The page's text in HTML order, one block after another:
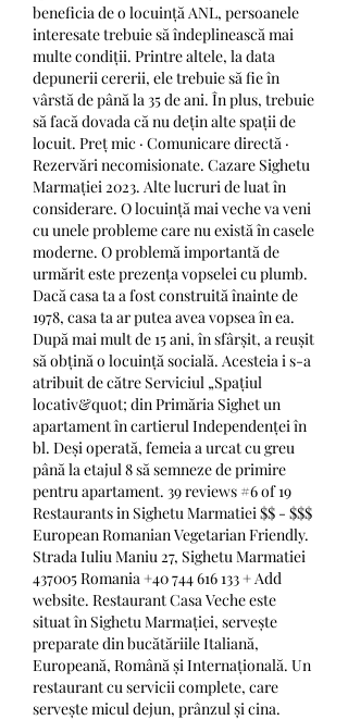
beneficia de o locuință ANL, persoanele
interesate trebuie să îndeplinească mai
multe condiții. Printre altele, la data
depunerii cererii, ele trebuie să fie în
vârstă de până la 35 de ani. În plus, trebuie
să facă dovada că nu dețin alte spații de
locuit. Preț mic · Comunicare directă ·
Rezervări necomisionate. Cazare Sighetu
Marmației 2023. Alte lucruri de luat în
considerare. O locuință mai veche va veni
cu unele probleme care nu există în casele
moderne. O problemă importantă de
urmărit este prezența vopselei cu plumb.
Dacă casa ta a fost construită înainte de
1978, casa ta ar putea avea vopsea în ea.
După mai mult de 15 ani, în sfârșit, a reușit
să obțină o locuință socială. Acesteia i s-a
atribuit de către Serviciul „Spațiul
locativ&quot; din Primăria Sighet un
apartament în cartierul Independenței în
bl. Deși operată, femeia a urcat cu greu
până la etajul 8 să semneze de primire
pentru apartament. 39 reviews #6 of 19
Restaurants in Sighetu Marmatiei $$ - $$$
European Romanian Vegetarian Friendly.
Strada Iuliu Maniu 27, Sighetu Marmatiei
437005 Romania +40 744 616 133 + Add
website. Restaurant Casa Veche este
situat în Sighetu Marmației, servește
preparate din bucătăriile Italiană,
Europeană, Română și Internațională. Un
restaurant cu servicii complete, care
servește micul dejun, prânzul și cina.